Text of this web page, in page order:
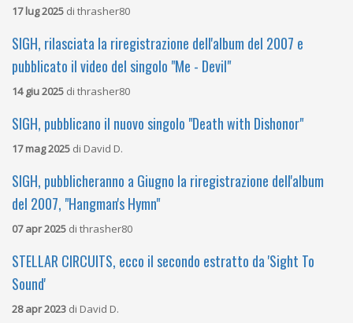
17 lug 2025 di thrasher80
SIGH, rilasciata la riregistrazione dell'album del 2007 e
pubblicato il video del singolo "Me - Devil"
14 giu 2025 di thrasher80
SIGH, pubblicano il nuovo singolo "Death with Dishonor"
17 mag 2025 di David D.
SIGH, pubblicheranno a Giugno la riregistrazione dell'album
del 2007, "Hangman's Hymn"
07 apr 2025 di thrasher80
STELLAR CIRCUITS, ecco il secondo estratto da 'Sight To
Sound'
28 apr 2023 di David D.